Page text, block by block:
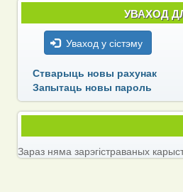
УВАХОД
Уваход у сістэму
Стварыць новы рахунак
Запытаць новы пароль
Зараз няма зарэгістраваных